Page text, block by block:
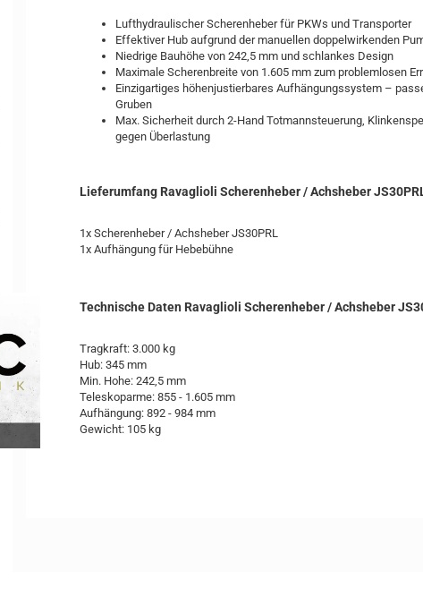
Lufthydraulischer Scherenheber für PKWs und Transporter
Effektiver Hub aufgrund der manuellen doppelwirkenden
Niedrige Bauhöhe von 242,5 mm und schlankes Design
Maximale Scherenbreite von 1.605 mm zum problemlosen
Einzigartiges höhenjustierbares Aufhängungssystem –
Gruben
Max. Sicherheit durch 2-Hand Totmannsteuerung,
gegen Überlastung
Lieferumfang Ravaglioli Scherenheber / Achsheber
1x Scherenheber / Achsheber JS30PRL
1x Aufhängung für Hebebühne
Technische Daten Ravaglioli Scherenheber / Achsheber
Tragkraft: 3.000 kg
Hub: 345 mm
Min. Hohe: 242,5 mm
Teleskoparme: 855 - 1.605 mm
Aufhängung: 892 - 984 mm
Gewicht: 105 kg